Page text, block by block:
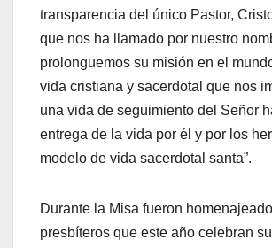
transparencia del único Pastor,
que nos ha llamado por nuestro
prolonguemos su misión en el
vida cristiana y sacerdotal que nos
una vida de seguimiento del Señor
entrega de la vida por él y por los
modelo de vida sacerdotal santa”.
Durante la Misa fueron
presbíteros que este año celebran